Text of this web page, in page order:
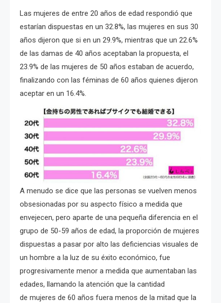
Las mujeres de entre 20 años de edad respondió que
estarían dispuestas en un 32.8%, las mujeres en sus 30
años dijeron que si en un 29.9%, mientras que un 22.6%
de las damas de 40 años aceptaban la propuesta, el
23.9% de las mujeres de 50 años estaban de acuerdo,
finalizando con las féminas de 60 años quienes dijeron
aceptar en un 16.4%.
A menudo se dice que las personas se vuelven menos
obsesionadas por su aspecto físico a medida que
envejecen, pero aparte de una pequeña diferencia en el
grupo de 50-59 años de edad, la proporción de mujeres
dispuestas a pasar por alto las deficiencias visuales de
un hombre a la luz de su éxito económico, fue
progresivamente menor a medida que aumentaban las
edades, llamando la atención que la cantidad
de mujeres de 60 años fuera menos de la mitad que la